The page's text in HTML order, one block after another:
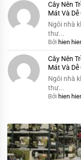
Cây Nên
Mát Và
Ngôi nhà
thư...
Bởi hien
Cây Nên
Mát Và
Ngôi nhà
thư...
Bởi hien